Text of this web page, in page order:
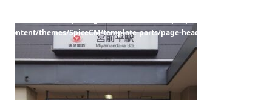
content/themes/SpiceCM/template-parts/page-header.php